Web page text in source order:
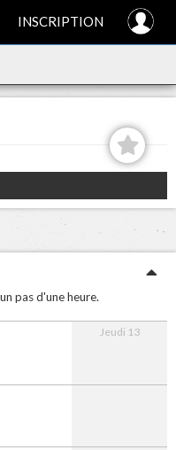
INSCRIPTION
pas d'une heure.
Jeudi 13